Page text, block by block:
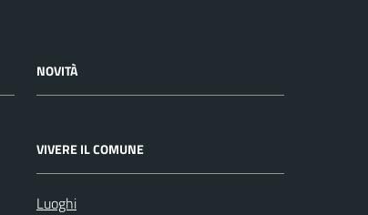
NOVITÀ
VIVERE IL COMUNE
Luoghi